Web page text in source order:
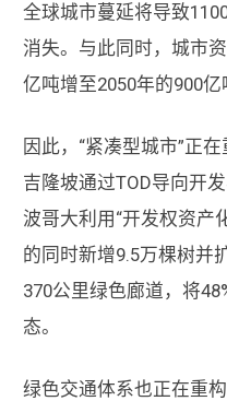
全球城市蔓延将导致
消失。与此同时，城市
亿吨增至2050年的900亿
因此，“紧凑型城市”正
吉隆坡通过TOD导向开
波哥大利用“开发权资产
的同时新增9.5万棵树并
370公里绿色廊道，将
态。
绿色交通体系也正在重